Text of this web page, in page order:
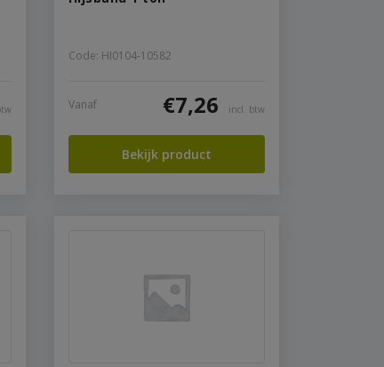
Code: HI0104-10582
Vanaf €7,26 incl. btw
Bekijk product